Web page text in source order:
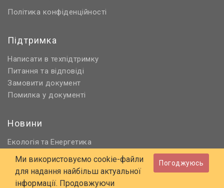
Політика конфіденційності
Підтримка
Написати в техпідтримку
Питання та відповіді
Замовити документ
Помилка у документі
Новини
Екологія та Енергетика
Нормативне регулювання
Будівництво та проєктування
Охорона праці та ПБ
Ми використовуємо cookie-файли
для надання найбільш актуальної
інформації. Продовжуючи
Погоджуюсь